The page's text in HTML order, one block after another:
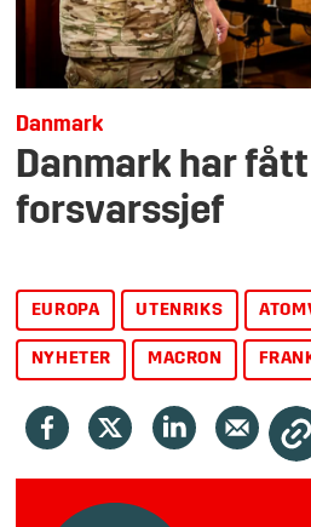
Danmark
Danmark har
forsvarssjef
EUROPA UTENRIKS
NYHETER MACRON